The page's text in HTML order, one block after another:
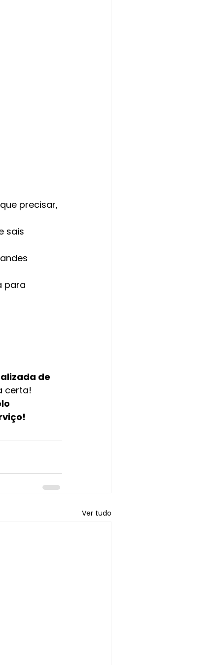
precisar,
sais
para
de
certa!
Ver tudo